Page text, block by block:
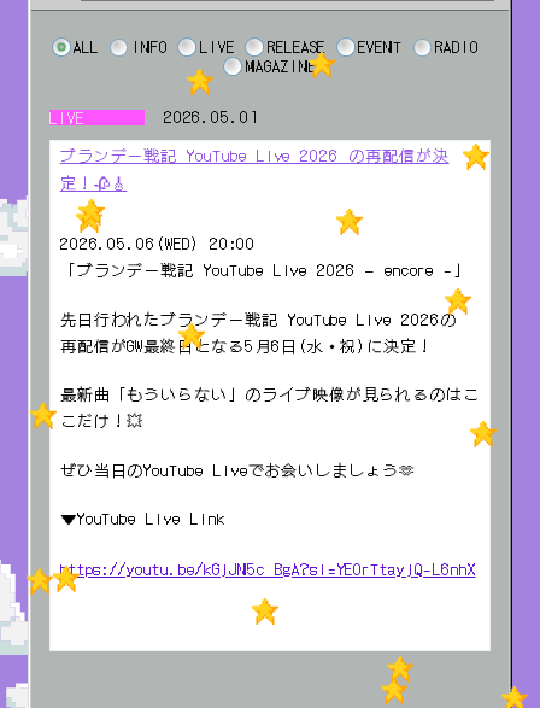
SCHEDULE BIOGRAPHY DISCOGRAPHY LYRICS
PHOTO MOVIE GOODS CONTACT
ALL INFO LIVE RELEASE EVENT
RADIO
MAGAZINE
LIVE
2026.05.01
ブランデー戦記 YouTube Live 2026 の再配信が決
定！🥀🎸
2026.05.06(WED) 20:00
「ブランデー戦記 YouTube Live 2026 – encore -」
先日行われたブランデー戦記 YouTube Live 2026の
再配信がGW最終日となる5月6日(水・祝)に決定！
最新曲「もういらない」のライブ映像が見られるのはこ
こだけ！💥
ぜひ当日のYouTube Liveでお会いしましょう🫶
▼YouTube Live Link
https://youtu.be/kGjJN5c_BgA?si=YEOrTtayjQ-L6nhX